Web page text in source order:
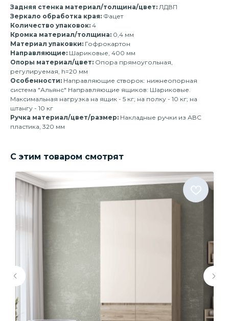
Задняя стенка материал/толщина/цвет: ЛДВП
Зеркало обработка края: Фацет
Количество упаковок: 4
Кромка материал/толщина: 0,4 мм
Материал упаковки: Гофрокартон
Направляющие: Шариковые, 400 мм
Опоры материал/цвет: Опора прямоугольная,
регулируемая, h=20 мм
Особенности: Направляющие створок: нижнеопорная
система "Альянс" Направляющие ящиков: Шариковые.
Максимальная нагрузка на ящик - 5 кг; на полку - 10 кг; на
штангу - 10 кг
Ручка материал/цвет/размер: Накладные ручки из АВС
пластика, 320 мм
С этим товаром смотрят